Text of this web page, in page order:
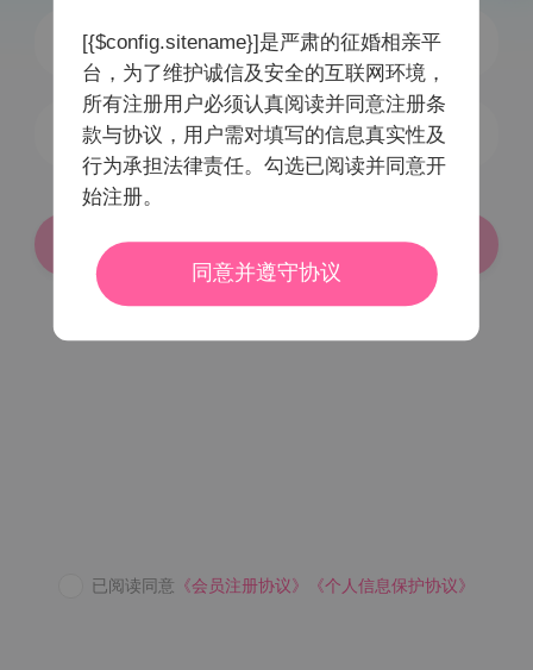
获取验证码
登录/注册
密码登录
[{$config.sitename}]是严肃的征婚相亲平
台，为了维护诚信及安全的互联网环境，
所有注册用户必须认真阅读并同意注册条
款与协议，用户需对填写的信息真实性及
行为承担法律责任。勾选已阅读并同意开
始注册。
同意并遵守协议
已阅读同意 《会员注册协议》 《个人信息保护协议》